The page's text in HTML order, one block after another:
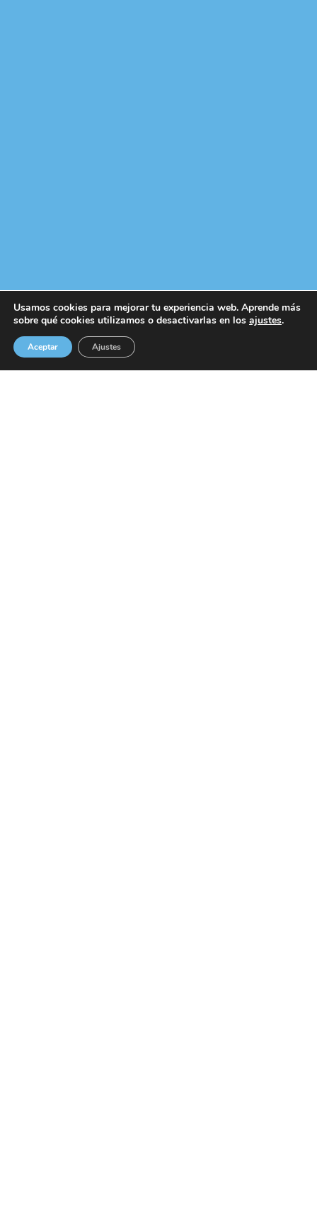
Usamos cookies para mejorar tu experiencia web. Aprende más
sobre qué cookies utilizamos o desactivarlas en los ajustes.
Aceptar Ajustes